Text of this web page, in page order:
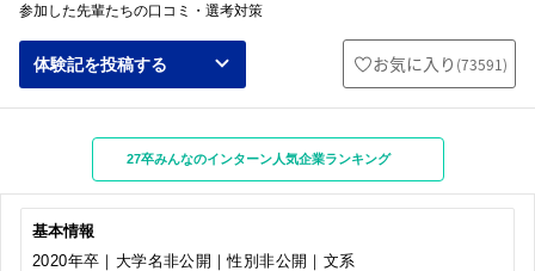
参加した先輩たちの口コミ・選考対策
体験記を投稿する お気に入り (73591)
27卒みんなのインターン人気企業ランキング
基本情報
2020年卒｜大学名非公開｜性別非公開｜文系